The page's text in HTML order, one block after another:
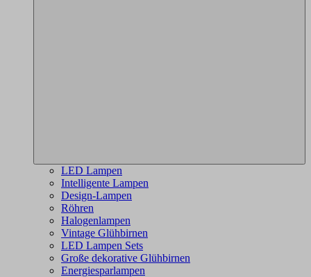
LED Lampen
Intelligente Lampen
Design-Lampen
Röhren
Halogenlampen
Vintage Glühbirnen
LED Lampen Sets
Große dekorative Glühbirnen
Energiesparlampen